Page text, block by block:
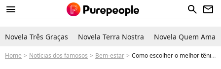
menu search newsletter
Novela Três Graças Novela Terra Nostra Novela Quem Ama
Home Notícias dos famosos Bem-estar Como escolher o melhor tênis de corrida? Veja três opções que vão te ajudar na hora de competir